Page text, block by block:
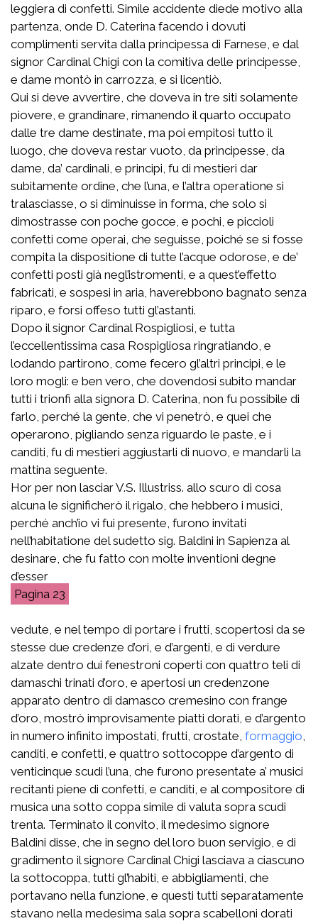
leggiera di confetti. Simile accidente diede motivo alla
partenza, onde D. Caterina facendo i dovuti
complimenti servita dalla principessa di Farnese, e dal
signor Cardinal Chigi con la comitiva delle principesse,
e dame montò in carrozza, e si licentiò.
Qui si deve avvertire, che doveva in tre siti solamente
piovere, e grandinare, rimanendo il quarto occupato
dalle tre dame destinate, ma poi empitosi tutto il
luogo, che doveva restar vuoto, da principesse, da
dame, da’ cardinali, e principi, fu di mestieri dar
subitamente ordine, che l’una, e l’altra operatione si
tralasciasse, o si diminuisse in forma, che solo si
dimostrasse con poche gocce, e pochi, e piccioli
confetti come operai, che seguisse, poiché se si fosse
compita la dispositione di tutte l’acque odorose, e de’
confetti posti già negl’istromenti, e a quest’effetto
fabricati, e sospesi in aria, haverebbono bagnato senza
riparo, e forsi offeso tutti gl’astanti.
Dopo il signor Cardinal Rospigliosi, e tutta
l’eccellentissima casa Rospigliosa ringratiando, e
lodando partirono, come fecero gl’altri principi, e le
loro mogli: e ben vero, che dovendosi subito mandar
tutti i trionfi alla signora D. Caterina, non fu possibile di
farlo, perché la gente, che vi penetrò, e quei che
operarono, pigliando senza riguardo le paste, e i
canditi, fu di mestieri aggiustarli di nuovo, e mandarli la
mattina seguente.
Hor per non lasciar V.S. Illustriss. allo scuro di cosa
alcuna le significherò il rigalo, che hebbero i musici,
perché anch’io vi fui presente, furono invitati
nell’habitatione del sudetto sig. Baldini in Sapienza al
desinare, che fu fatto con molte inventioni degne
d’esser
23
vedute, e nel tempo di portare i frutti, scopertosi da se
stesse due credenze d’ori, e d’argenti, e di verdure
alzate dentro dui fenestroni coperti con quattro teli di
damaschi trinati d’oro, e apertosi un credenzone
apparato dentro di damasco cremesino con frange
d’oro, mostrò improvisamente piatti dorati, e d’argento
in numero infinito impostati, frutti, crostate, formaggio
canditi, e confetti, e quattro sottocoppe d’argento di
venticinque scudi l’una, che furono presentate a’ musici
recitanti piene di confetti, e canditi, e al compositore di
musica una sotto coppa simile di valuta sopra scudi
trenta. Terminato il convito, il medesimo signore
Baldini disse, che in segno del loro buon servigio, e di
gradimento il signore Cardinal Chigi lasciava a ciascuno
la sottocoppa, tutti gl’habiti, e abbigliamenti, che
portavano nella funzione, e questi tutti separatamente
stavano nella medesima sala sopra scabelloni dorati